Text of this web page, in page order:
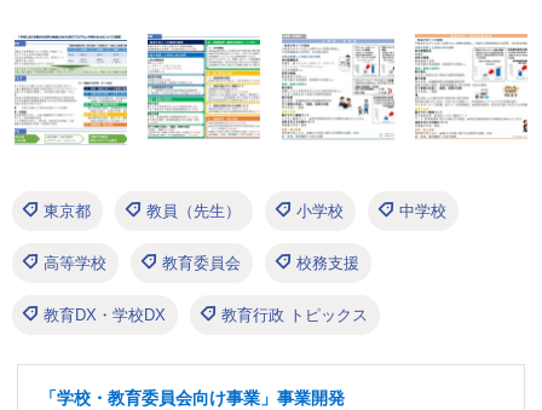
東京都 教員（先生） 小学校 中学校
高等学校 教育委員会 校務支援
教育DX・学校DX 教育行政 トピックス
「学校・教育委員会向け事業」事業開発